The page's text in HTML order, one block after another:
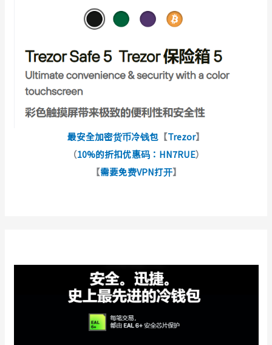
最安全加密货币冷钱包 【Trezor】
（10%的折扣优惠码：HN7RUE）
【需要免费VPN打开】